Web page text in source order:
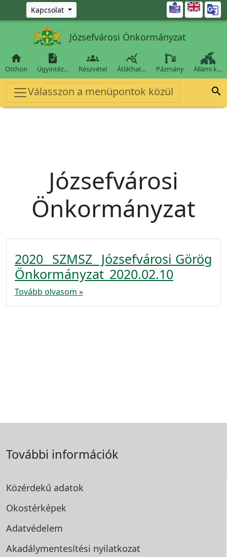
Ugrás a fő tartalomra
Kapcsolat 
Józsefvárosi Önkormányzat

Otthon

Ügyintéz…

Részvétel

Átláthat… Pázmány Állami k…
Válasszon a menüpontok közül 
Józsefvárosi
Önkormányzat
2020_ SZMSZ_ Józsefvárosi Görög
Önkormányzat_2020.02.10
Tovább olvasom »
További információk
Közérdekű adatok
Okostérképek
Adatvédelem
Akadálymentesítési nyilatkozat